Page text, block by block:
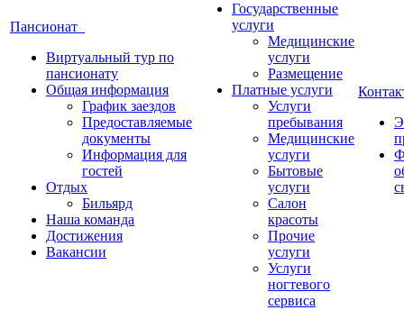
Пансионат
Виртуальный тур по
пансионату
Общая информация
График заездов
Предоставляемые
документы
Информация для
гостей
Отдых
Бильярд
Наша команда
Достижения
Вакансии
Государственные
услуги
Медицинские
услуги
Размещение
Платные услуги
Услуги
пребывания
Медицинские
услуги
Бытовые
услуги
Салон
красоты
Прочие
услуги
Услуги
ногтевого
сервиса